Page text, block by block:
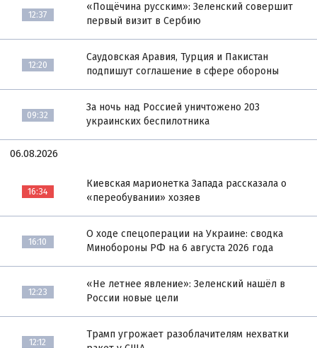
12:37
«Пощёчина русским»: Зеленский совершит
первый визит в Сербию
12:20
Саудовская Аравия, Турция и Пакистан
подпишут соглашение в сфере обороны
09:32
За ночь над Россией уничтожено 203
украинских беспилотника
06.08.2026
16:34
Киевская марионетка Запада рассказала о
«переобувании» хозяев
16:10
О ходе спецоперации на Украине: сводка
Минобороны РФ на 6 августа 2026 года
12:23
«Не летнее явление»: Зеленский нашёл в
России новые цели
12:12
Трамп угрожает разоблачителям нехватки